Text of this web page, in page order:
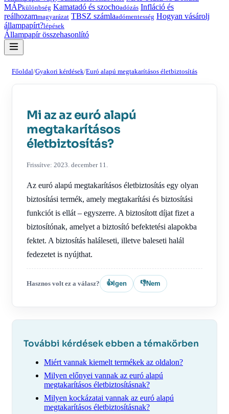
MÁPkülönbség Kamatadó és szochoadózás Infláció és
reálhozammagyarázat TBSZ számlaadómentesség Hogyan vásárolj
állampapírt?lépések
Állampapír összehasonlító
Főoldal/Gyakori kérdések/Euró alapú megtakarításos életbiztosítás
Mi az az euró alapú
megtakarításos
életbiztosítás?
Frissítve: 2023. december 11.
Az euró alapú megtakarításos életbiztosítás egy olyan
biztosítási termék, amely megtakarítási és biztosítási
funkciót is ellát – egyszerre. A biztosított díjat fizet a
biztosítónak, amelyet a biztosító befektetési alapokba
fektet. A biztosítás haláleseti, illetve baleseti halál
fedezetet is nyújthat.
Hasznos volt ez a válasz? 👍 Igen 👎Nem
További kérdések ebben a témakörben
Miért vannak kiemelt termékek az oldalon?
Milyen előnyei vannak az euró alapú
megtakarításos életbiztosításnak?
Milyen kockázatai vannak az euró alapú
megtakarításos életbiztosításnak?